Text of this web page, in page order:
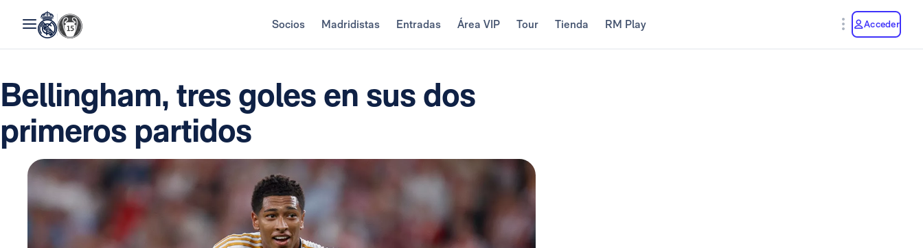
Socios Madridistas Entradas Área VIP Tour Tienda RM Play Acceder
Bellingham, tres goles en sus dos
primeros partidos